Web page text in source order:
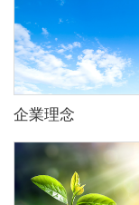
企業理念